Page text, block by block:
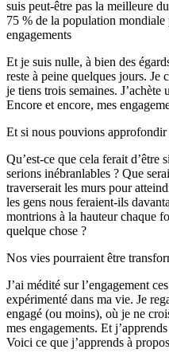
suis peut-être pas la meilleure
75 % de la population mondiale
engagements
Et je suis nulle, à bien des
reste à peine quelques jours. Je
je tiens trois semaines.
Encore et encore, mes
Et si nous pouvions approfondir
Qu’est-ce que cela ferait d’être
serions inébranlables ? Que
traverserait les murs pour
les gens nous feraient-ils
montrions à la hauteur chaque
quelque chose ?
Nos vies pourraient être
J’ai médité sur l’engagement
expérimenté dans ma vie. Je
engagé (ou moins), où je ne
mes engagements. Et
Voici ce que j’apprends à